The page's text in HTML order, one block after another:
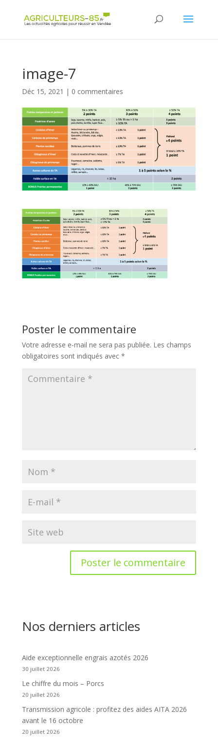
image-7
Déc 15, 2021 | 0 commentaires
Poster le commentaire
Votre adresse e-mail ne sera pas publiée. Les champs
obligatoires sont indiqués avec *
Nos derniers articles
Aide exceptionnelle engrais azotés 2026
30 juillet 2026
Le chiffre du mois – Porcs
20 juillet 2026
Transmission agricole : profitez des aides AITA 2026
avant le 16 octobre
20 juillet 2026